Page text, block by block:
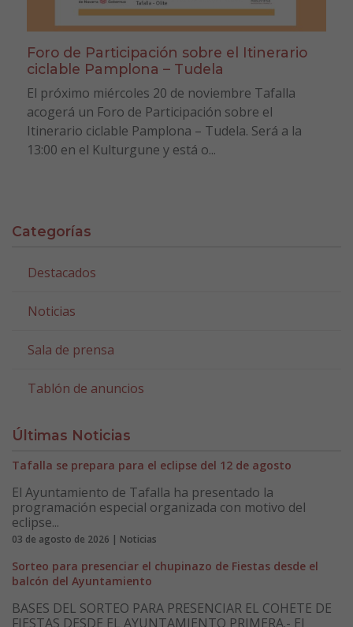
Foro de Participación sobre el Itinerario
ciclable Pamplona – Tudela
El próximo miércoles 20 de noviembre Tafalla
acogerá un Foro de Participación sobre el
Itinerario ciclable Pamplona – Tudela. Será a la
13:00 en el Kulturgune y está o...
Categorías
Destacados
Noticias
Sala de prensa
Tablón de anuncios
Últimas Noticias
Tafalla se prepara para el eclipse del 12 de agosto
El Ayuntamiento de Tafalla ha presentado la
programación especial organizada con motivo del
eclipse...
03 de agosto de 2026 | Noticias
Sorteo para presenciar el chupinazo de Fiestas desde el
balcón del Ayuntamiento
BASES DEL SORTEO PARA PRESENCIAR EL COHETE DE
FIESTAS DESDE EL AYUNTAMIENTO PRIMERA.- El